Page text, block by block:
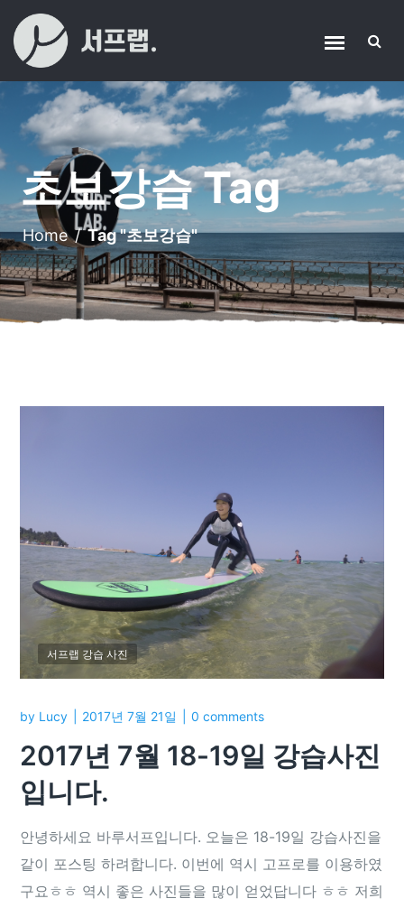
초보강습 Tag
Home/Tag "초보강습"
서프랩 강습 사진
by Lucy 2017년 7월 21일 0 comments
2017년 7월 18-19일 강습사진
입니다.
안녕하세요 바루서프입니다. 오늘은 18-19일 강습사진을
같이 포스팅 하려합니다. 이번에 역시 고프로를 이용하였
구요ㅎㅎ 역시 좋은 사진들을 많이 얻었답니다 ㅎㅎ 저희